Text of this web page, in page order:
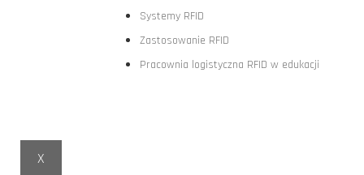
Systemy RFID
Zastosowanie RFID
Pracownia logistyczna RFID w edukacji
X